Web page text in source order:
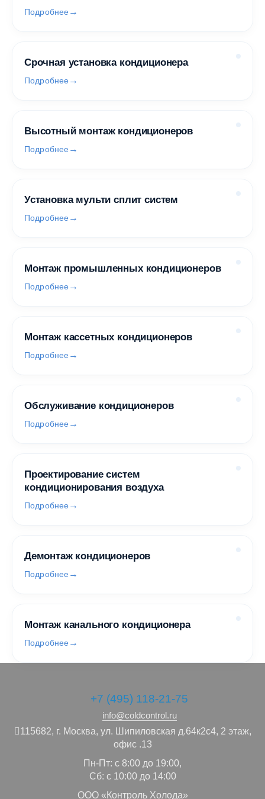
Подробнее
Срочная установка кондиционера
Подробнее
Высотный монтаж кондиционеров
Подробнее
Установка мульти сплит систем
Подробнее
Монтаж промышленных кондиционеров
Подробнее
Монтаж кассетных кондиционеров
Подробнее
Обслуживание кондиционеров
Подробнее
Проектирование систем
кондиционирования воздуха
Подробнее
Демонтаж кондиционеров
Подробнее
Монтаж канального кондиционера
Подробнее
+7 (495) 118-21-75
info@coldcontrol.ru
115682, г. Москва, ул. Шипиловская д.64к2с4, 2 этаж,
офис .13
Пн-Пт: с 8:00 до 19:00,
Сб: с 10:00 до 14:00
ООО «Контроль Холода»